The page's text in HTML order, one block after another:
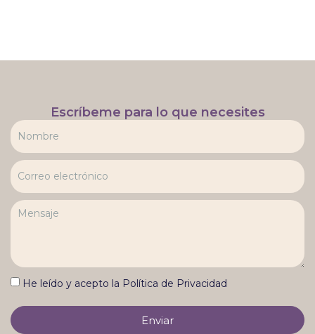
Escríbeme para lo que necesites
He leído y acepto la Política de Privacidad
Enviar